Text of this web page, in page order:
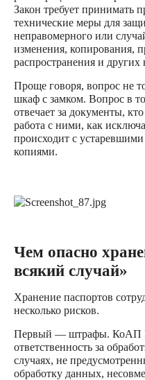
Закон требует принимать
технические меры для
неправомерного или
изменения, копирования,
распространения и
Проще говоря, вопрос не
шкаф с замком. Вопрос в
отвечает за документы,
работа с ними, как
происходит с
копиями.
Чем опасно
всякий случай»
Хранение паспортов
несколько рисков.
Первый — штрафы. КоАП
ответственность за
случаях, не
обработку данных,